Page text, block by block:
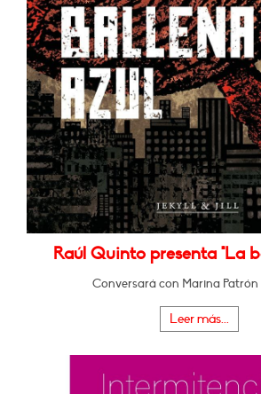
Raúl Quinto presenta "La
Conversará con Marina Patrón
Leer más...